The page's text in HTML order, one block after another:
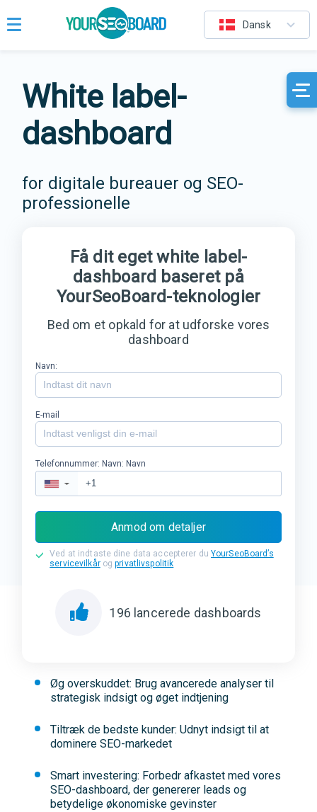
Dansk
White label-
dashboard
for digitale bureauer og SEO-
professionelle
Øg overskuddet: Brug avancerede analyser til
strategisk indsigt og øget indtjening
Tiltræk de bedste kunder: Udnyt indsigt til at
dominere SEO-markedet
Smart investering: Forbedr afkastet med vores
SEO-dashboard, der genererer leads og
betydelige økonomiske gevinster
Få dit eget white label-
dashboard baseret på
YourSeoBoard-teknologier
Bed om et opkald for at udforske vores
dashboard
Navn:
E-mail
Telefonnummer: Navn: Navn
▼
Anmod om detaljer
Ved at indtaste dine data accepterer duYourSeoBoard’s
servicevilkårogprivatlivspolitik
196 lancerede dashboards